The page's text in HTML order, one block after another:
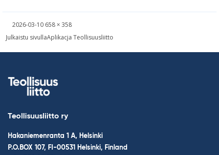
Kirjoitettu
2026-03-10 Täysikokoinen
658 × 358
Nawigacja
Julkaistu sivullaAplikacja Teollisuusliitto
Teollisuusliitto ry
Hakaniemenranta 1 A, Helsinki
P.O.BOX 107, FI-00531 Helsinki, Finland